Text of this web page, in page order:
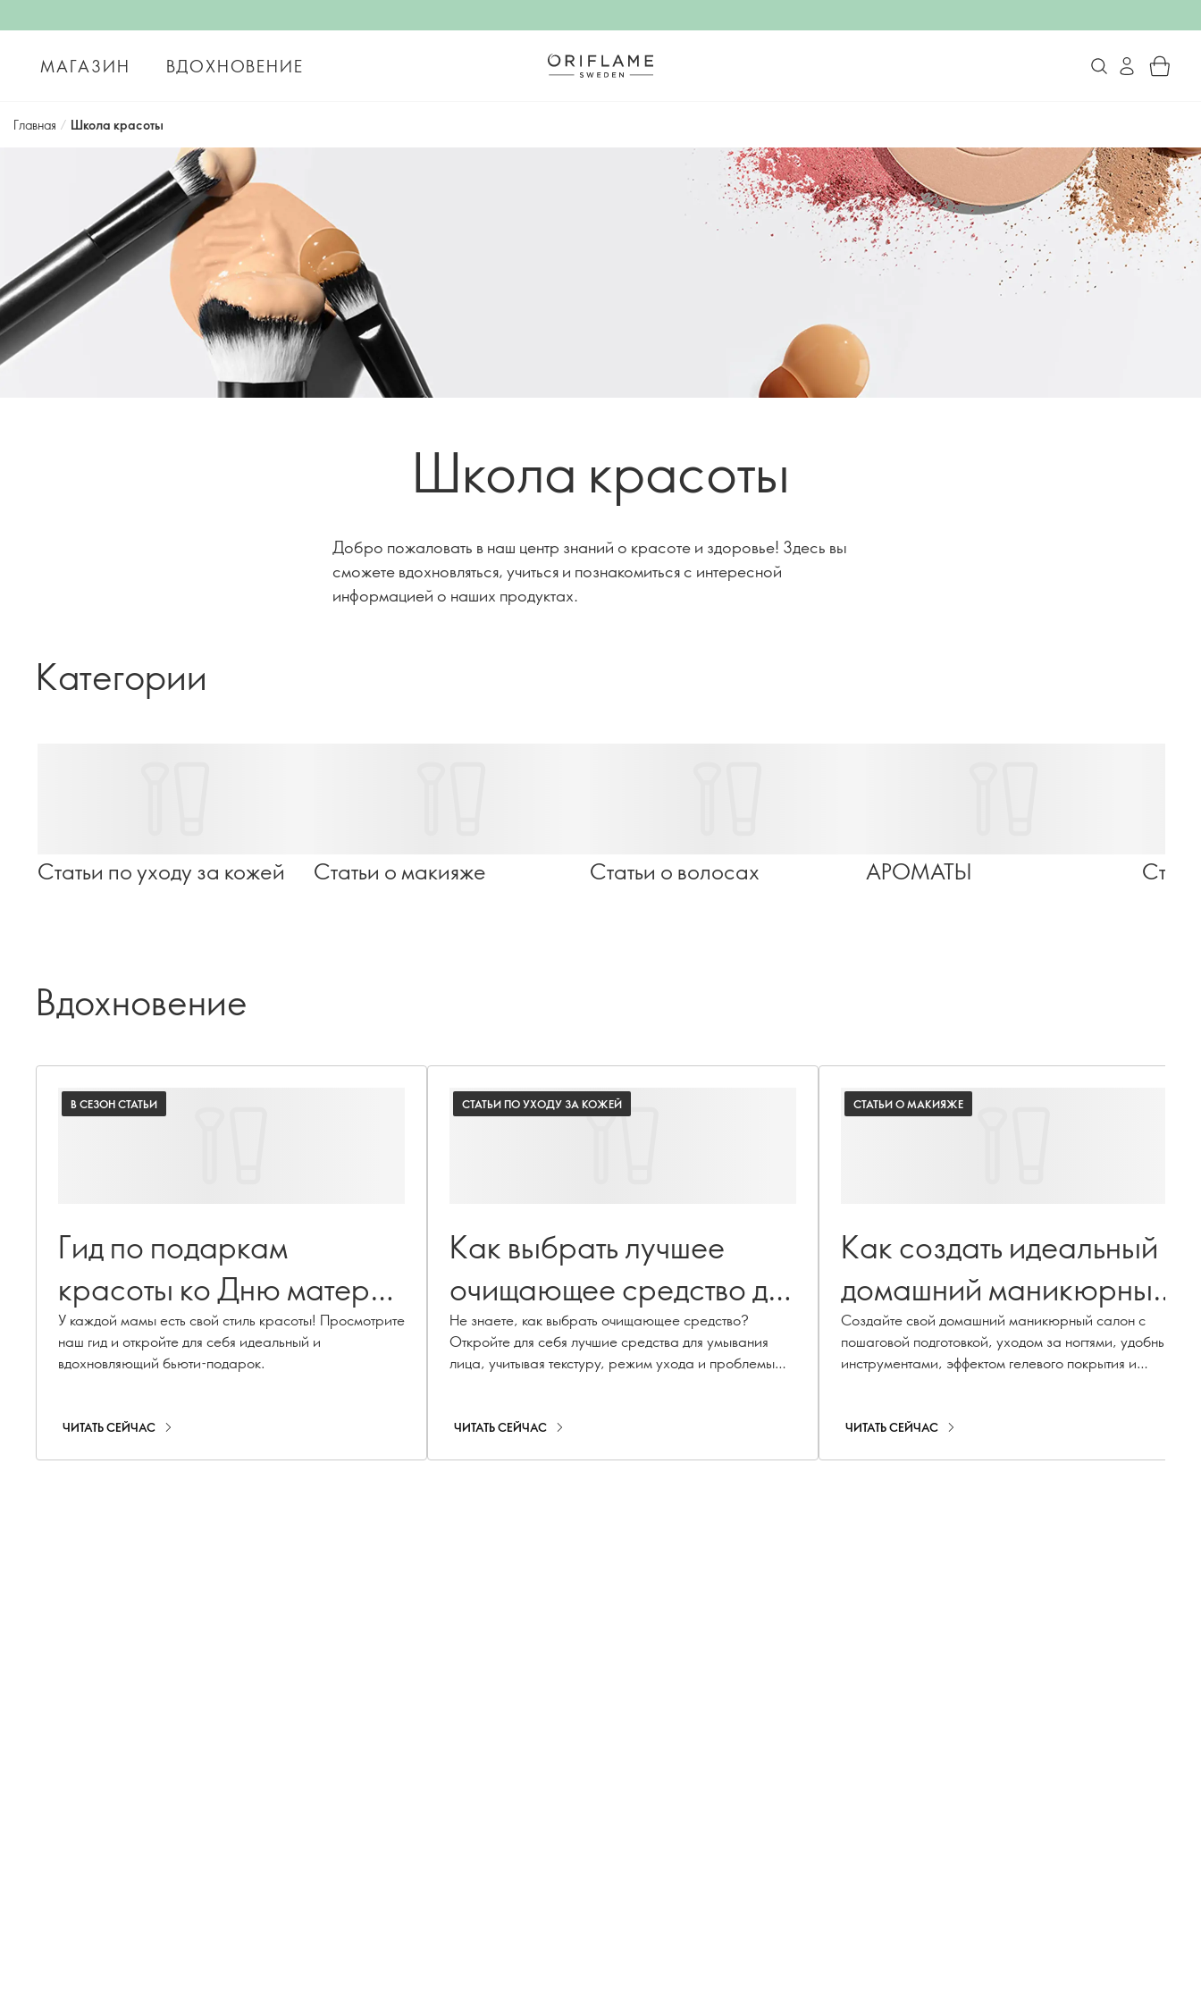
МАГАЗИН ВДОХНОВЕНИЕ
Главная / Школа красоты
Школа красоты
Добро пожаловать в наш центр знаний о красоте и здоровье! Здесь вы
сможете вдохновляться, учиться и познакомиться с интересной
информацией о наших продуктах.
Категории
Статьи по уходу за кожей Статьи о макияже Статьи о волосах АРОМАТЫ
Вдохновение
В СЕЗОН СТАТЬИ
Гид по подаркам
красоты ко Дню матери
2026
У каждой мамы есть свой стиль красоты! Просмотрите
наш гид и откройте для себя идеальный и
вдохновляющий бьюти-подарок.
ЧИТАТЬ СЕЙЧАС
СТАТЬИ ПО УХОДУ ЗА КОЖЕЙ
Как выбрать лучшее
очищающее средство для
вашего типа кожи
Не знаете, как выбрать очищающее средство?
Откройте для себя лучшие средства для умывания
лица, учитывая текстуру, режим ухода и проблемы
ЧИТАТЬ СЕЙЧАС
СТАТЬИ О МАКИЯЖЕ
Как создать идеальный
домашний маникюрный
салон
Создайте свой домашний маникюрный салон с
пошаговой подготовкой, уходом за ногтями, удобными
инструментами, эффектом гелевого покрытия и
ЧИТАТЬ СЕЙЧАС